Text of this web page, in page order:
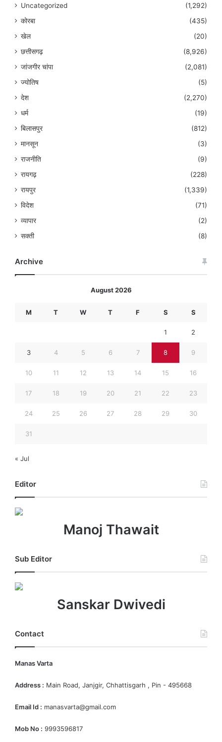
Uncategorized
(1,292)
कोरबा
(435)
खेल
(20)
छत्तीसगढ़
(8,926)
जांजगीर चांपा
(2,081)
ज्योतिष
(5)
देश
(2,270)
धर्म
(19)
बिलासपुर
(812)
मानसून
(3)
राजनीति
(9)
रायगढ़
(228)
रायपुर
(1,339)
विदेश
(71)
व्यापार
(2)
सक्ती
(8)
Archive
August 2026
M T W T F S S
1 2
3 4 5 6 7 8 9
10 11 12 13 14 15 16
17 18 19 20 21 22 23
24 25 26 27 28 29 30
31
« Jul
Editor
Manoj Thawait
Sub Editor
Sanskar Dwivedi
Contact
Manas Varta
Address : Main Road, Janjgir, Chhattisgarh , Pin - 495668
Email Id : manasvarta@gmail.com
Mob No : 9993596817